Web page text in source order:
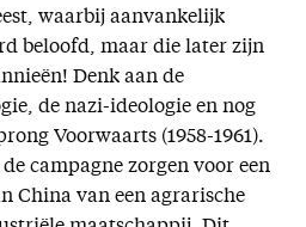
waarbij aanvankelijk
beloofd, maar die later zijn
Denk aan de
de nazi-ideologie en nog
Voorwaarts (1958-1961).
campagne zorgen voor een
China van een agrarische